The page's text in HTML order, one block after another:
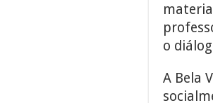
o
A Bela